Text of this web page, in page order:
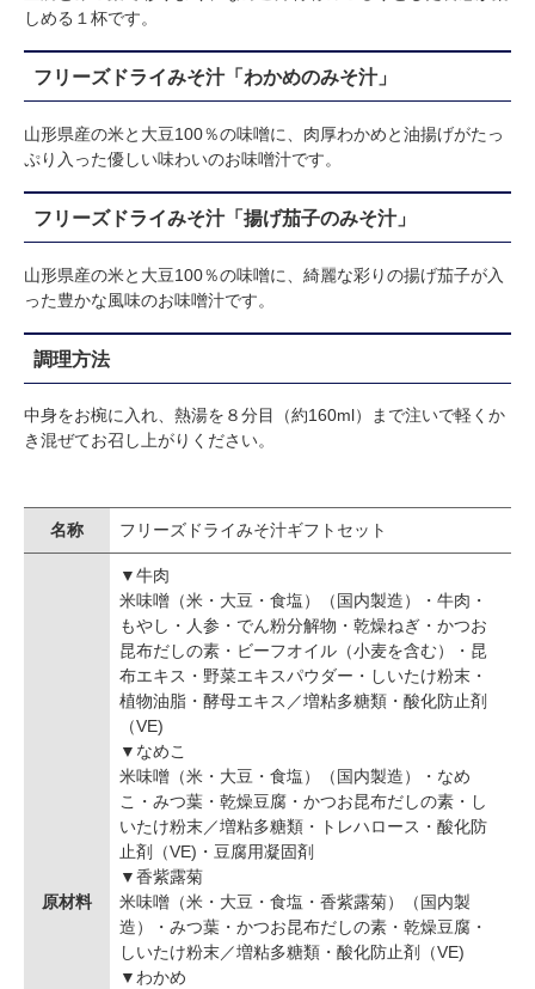
しめる１杯です。
フリーズドライみそ汁「わかめのみそ汁」
山形県産の米と大豆100％の味噌に、肉厚わかめと油揚げがたっ
ぷり入った優しい味わいのお味噌汁です。
フリーズドライみそ汁「揚げ茄子のみそ汁」
山形県産の米と大豆100％の味噌に、綺麗な彩りの揚げ茄子が入
った豊かな風味のお味噌汁です。
調理方法
中身をお椀に入れ、熱湯を８分目（約160ml）まで注いで軽くか
き混ぜてお召し上がりください。
名称 フリーズドライみそ汁ギフトセット
原材料
▼牛肉
米味噌（米・大豆・食塩）（国内製造）・牛肉・
もやし・人参・でん粉分解物・乾燥ねぎ・かつお
昆布だしの素・ビーフオイル（小麦を含む）・昆
布エキス・野菜エキスパウダー・しいたけ粉末・
植物油脂・酵母エキス／増粘多糖類・酸化防止剤
（VE)
▼なめこ
米味噌（米・大豆・食塩）（国内製造）・なめ
こ・みつ葉・乾燥豆腐・かつお昆布だしの素・し
いたけ粉末／増粘多糖類・トレハロース・酸化防
止剤（VE)・豆腐用凝固剤
▼香紫露菊
米味噌（米・大豆・食塩・香紫露菊）（国内製
造）・みつ葉・かつお昆布だしの素・乾燥豆腐・
しいたけ粉末／増粘多糖類・酸化防止剤（VE)
▼わかめ